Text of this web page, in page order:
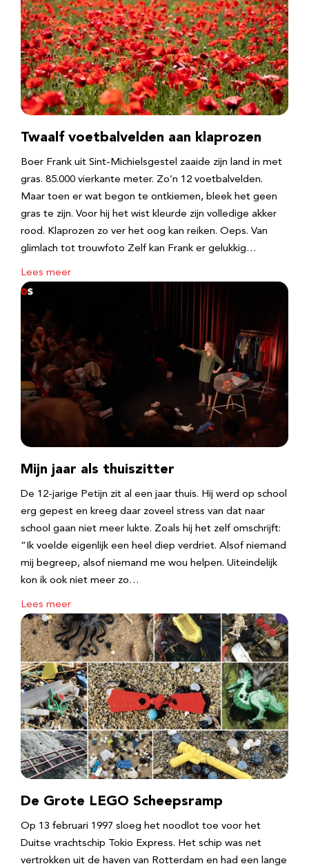
Twaalf voetbalvelden aan klaprozen
Boer Frank uit Sint-Michielsgestel zaaide zijn land in met
gras. 85.000 vierkante meter. Zo’n 12 voetbalvelden.
Maar toen er wat begon te ontkiemen, bleek het geen
gras te zijn. Voor hij het wist kleurde zijn volledige akker
rood. Klaprozen zo ver het oog kan reiken. Oeps. Van
glimlach tot trouwfoto Zelf kan Frank er gelukkig…
Lees meer
Mijn jaar als thuiszitter
De 12-jarige Petijn zit al een jaar thuis. Hij werd op school
erg gepest en kreeg daar zoveel stress van dat naar
school gaan niet meer lukte. Zoals hij het zelf omschrijft:
“Ik voelde eigenlijk een heel diep verdriet. Alsof niemand
mij begreep, alsof niemand me wou helpen. Uiteindelijk
kon ik ook niet meer zo…
Lees meer
De Grote LEGO Scheepsramp
Op 13 februari 1997 sloeg het noodlot toe voor het
Duitse vrachtschip Tokio Express. Het schip was net
vertrokken uit de haven van Rotterdam en had een lange